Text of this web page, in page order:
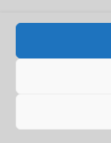
Impressum